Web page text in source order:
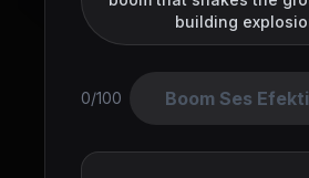
building
0/100 Boom Ses